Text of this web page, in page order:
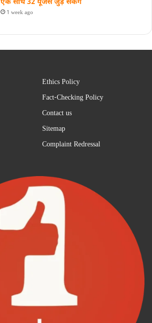
एक साथ 32 यूजर्स जुड़ सकेंगे
1 week ago
Ethics Policy
Fact-Checking Policy
Contact us
Sitemap
Complaint Redressal